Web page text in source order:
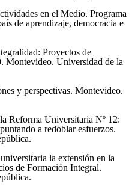
en el Medio. Programa
de aprendizaje, democracia e
Proyectos de
Montevideo. Universidad de la
y perspectivas. Montevideo.
Reforma Universitaria Nº 12:
a redoblar esfuerzos.
la extensión en la
de Formación Integral.